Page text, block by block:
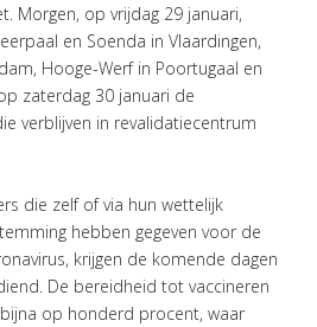
Morgen, op vrijdag 29 januari,
en Soenda in Vlaardingen,
Hooge-Werf in Poortugaal en
zaterdag 30 januari de
verblijven in revalidatiecentrum
die zelf of via hun wettelijk
hebben gegeven voor de
krijgen de komende dagen
De bereidheid tot vaccineren
op honderd procent, waar